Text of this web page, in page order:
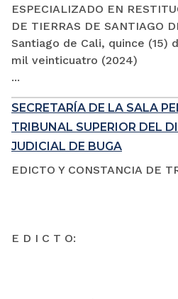
ESPECIALIZADO EN
DE TIERRAS DE SANTIAGO
Santiago de Cali, quince (15)
mil veinticuatro (2024)
...
SECRETARÍA DE LA SALA
TRIBUNAL SUPERIOR DEL
JUDICIAL DE BUGA
EDICTO Y CONSTANCIA DE
E D I C T O: